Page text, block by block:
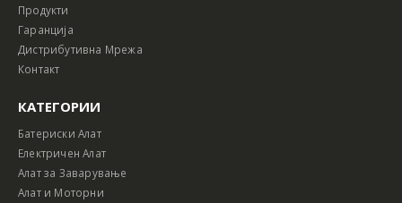
Продукти
Гаранција
Дистрибутивна Мрежа
Контакт
КАТЕГОРИИ
Батериски Алат
Електричен Алат
Алат за Заварување
Алат и Моторни